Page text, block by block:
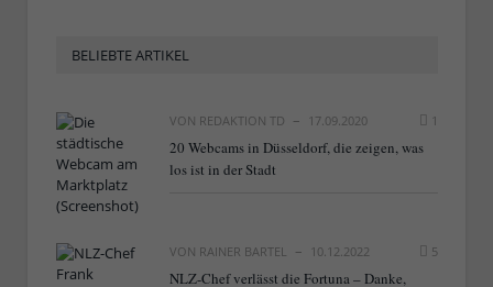
BELIEBTE ARTIKEL
VON REDAKTION TD 17.09.2020 1
20 Webcams in Düsseldorf, die zeigen, was
los ist in der Stadt
VON RAINER BARTEL 10.12.2022 5
NLZ-Chef verlässt die Fortuna – Danke,